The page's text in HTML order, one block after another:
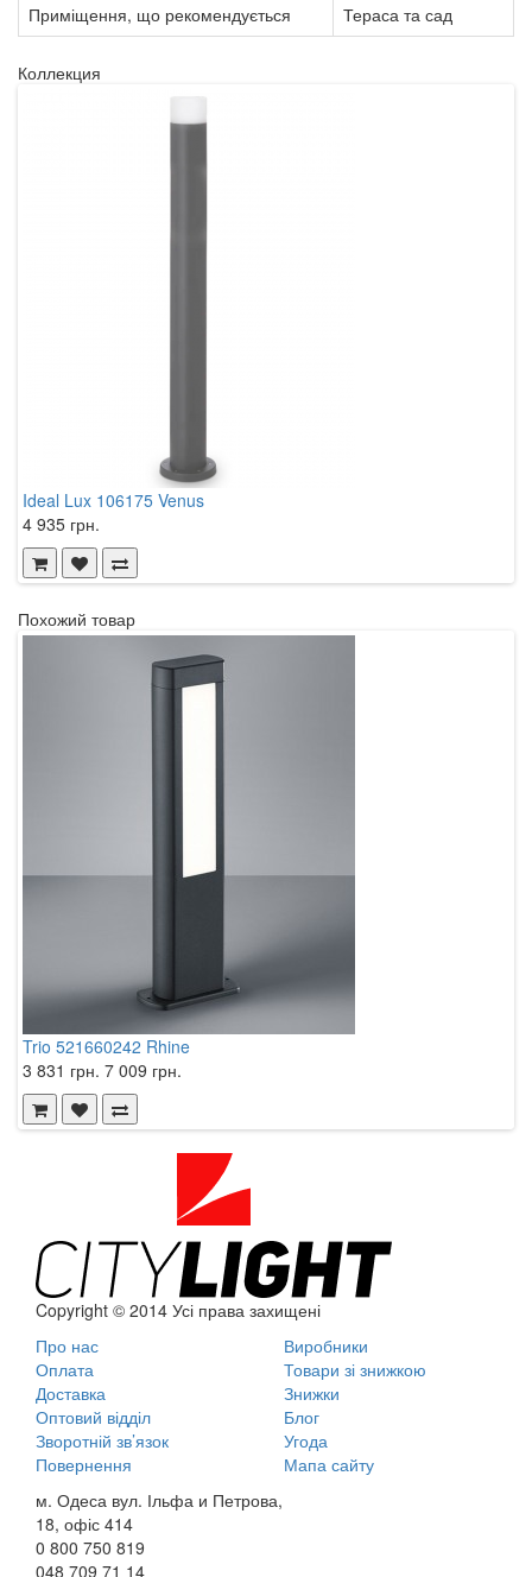
Приміщення, що рекомендується
Тераса та сад
Коллекция
Ideal Lux 106175 Venus
4 935 грн.
Похожий товар
Trio 521660242 Rhine
3 831 грн. 7 009 грн.
Copyright © 2014 Усі права захищені
Про нас
Оплата
Доставка
Оптовий відділ
Зворотній зв’язок
Повернення
Виробники
Товари зі знижкою
Знижки
Блог
Угода
Мапа сайту
м. Одеса вул. Ільфа и Петрова,
18, офіс 414
0 800 750 819
048 709 71 14